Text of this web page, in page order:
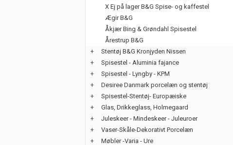
X Ej på lager B&G Spise- og kaffestel
Ægir B&G
Åkjær Bing & Grøndahl Spisestel
Årestrup B&G
+
Stentøj B&G Kronjyden Nissen
+
Spisestel - Aluminia fajance
+
Spisestel - Lyngby - KPM
+
Desiree Danmark porcelæn og stentøj
+
Spisestel-Stentøj- Europæiske
+
Glas, Drikkeglass, Holmegaard
+
Juleskeer - Mindeskeer - Juleuroer
+
Vaser-Skåle-Dekorativt Porcelæn
+
Møbler -Varia - Ure